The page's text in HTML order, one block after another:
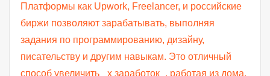
Платформы как Upwork, Freelancer, и российские
биржи позволяют зарабатывать, выполняя
задания по программированию, дизайну,
писательству и другим навыкам. Это отличный
способ увеличить _x заработок_, работая из дома.